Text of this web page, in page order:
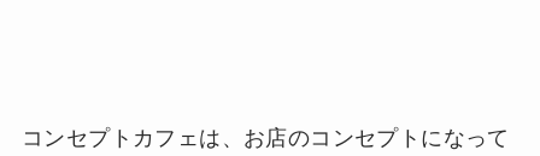
コンセプトカフェは、お店のコンセプトになって